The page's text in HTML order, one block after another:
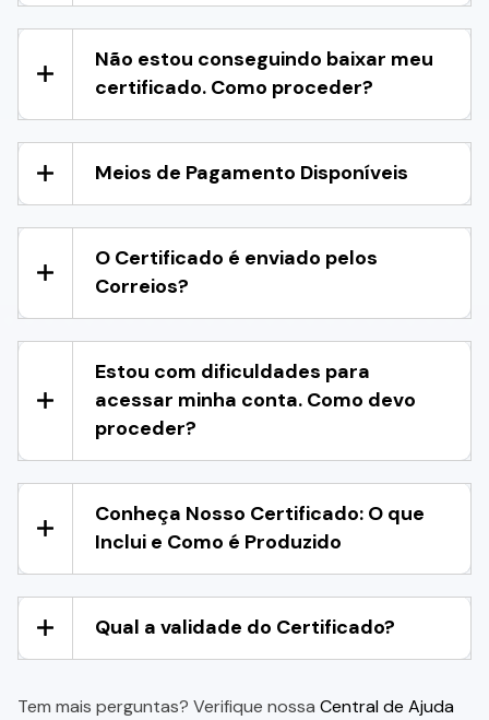
Não estou conseguindo baixar meu
certificado. Como proceder?
Meios de Pagamento Disponíveis
O Certificado é enviado pelos
Correios?
Estou com dificuldades para
acessar minha conta. Como devo
proceder?
Conheça Nosso Certificado: O que
Inclui e Como é Produzido
Qual a validade do Certificado?
Tem mais perguntas? Verifique nossa Central de Ajuda